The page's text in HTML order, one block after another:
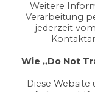
Weitere
Verarbeitung
jederzeit
Wie „Do Not
Diese